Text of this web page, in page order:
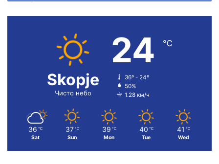
Skopje
Чисто небо
24 ℃
36º - 24º
50%
1.28 км/ч
36 ℃
Sat
37 ℃
Sun
39 ℃
Mon
40 ℃
Tue
41 ℃
Wed